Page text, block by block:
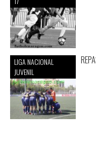
LIGA NACIONAL
JUVENIL